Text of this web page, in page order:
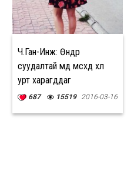
Ч.Ган-Инж: Өндөр
суудалтай өмд өмсөхөд хөл
урт харагддаг
687 15519 2016-03-16